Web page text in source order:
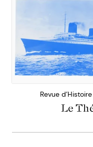
Revue
Le